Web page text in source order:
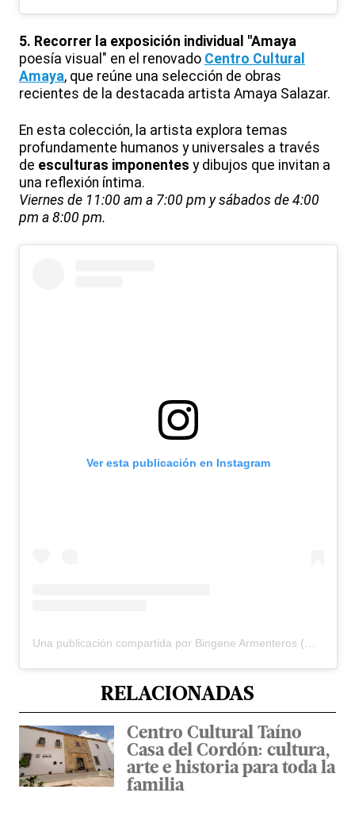
5. Recorrer la exposición individual "Amaya
poesía visual" en el renovado Centro Cultural
Amaya, que reúne una selección de obras
recientes de la destacada artista Amaya Salazar.
En esta colección, la artista explora temas
profundamente humanos y universales a través
de esculturas imponentes y dibujos que invitan a
una reflexión íntima.
Viernes de 11:00 am a 7:00 pm y sábados de 4:00
pm a 8:00 pm.
Ver esta publicación en Instagram
RELACIONADAS
Centro Cultural Taíno
Casa del Cordón: cultura,
arte e historia para toda la
familia